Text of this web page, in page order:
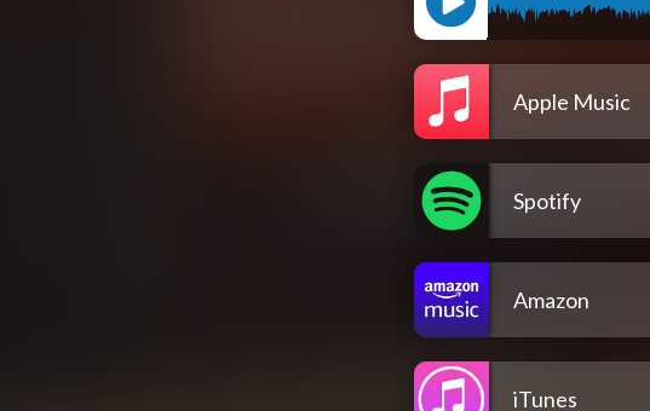
Apple Music
Spotify
Amazon
iTunes